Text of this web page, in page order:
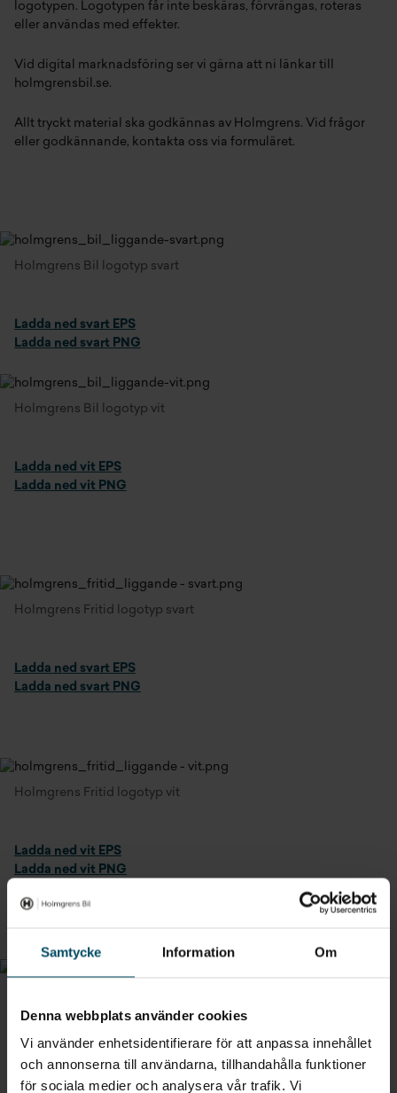
Samtycke Information Om
Denna webbplats använder cookies
Vi använder enhetsidentifierare för att anpassa innehållet
och annonserna till användarna, tillhandahålla funktioner
för sociala medier och analysera vår trafik. Vi
logotypen. Logotypen får inte beskäras, förvrängas, roteras
eller användas med effekter.
Vid digital marknadsföring ser vi gärna att ni länkar till
holmgrensbil.se.
Allt tryckt material ska godkännas av Holmgrens. Vid frågor
eller godkännande, kontakta oss via formuläret.
Holmgrens Bil logotyp svart
Ladda ned svart EPS
Ladda ned svart PNG
Holmgrens Bil logotyp vit
Ladda ned vit EPS
Ladda ned vit PNG
Holmgrens Fritid logotyp svart
Ladda ned svart EPS
Ladda ned svart PNG
Holmgrens Fritid logotyp vit
Ladda ned vit EPS
Ladda ned vit PNG
Ladda ned svart PNG